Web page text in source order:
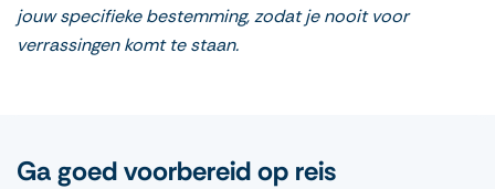
jouw specifieke bestemming, zodat je nooit voor
verrassingen komt te staan.
Ga goed voorbereid op reis